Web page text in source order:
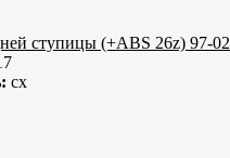
ступицы (+ABS 26z) 97-02
cx